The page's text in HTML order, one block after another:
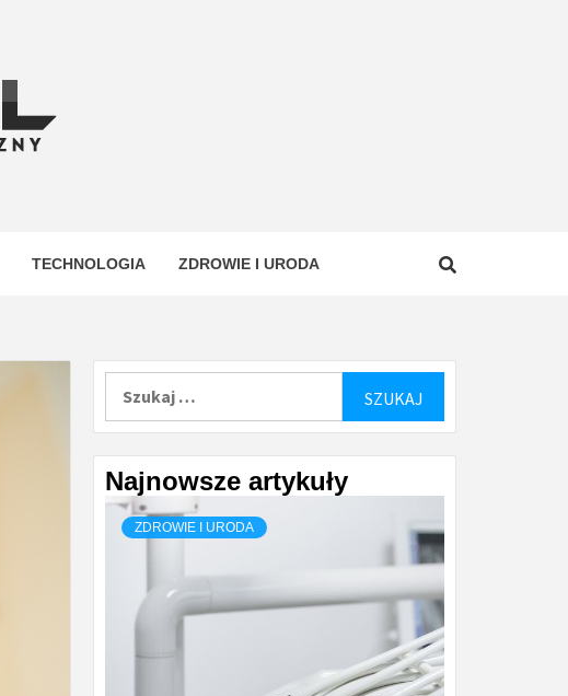
TECHNOLOGIA ZDROWIE I URODA
Najnowsze artykuły
ZDROWIE I URODA